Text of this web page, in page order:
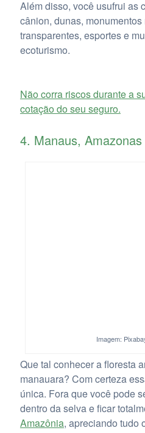
Além disso, você usufrui as
cânion, dunas,
transparentes, esportes e
ecoturismo.
Não corra riscos durante a
cotação do seu seguro.
4. Manaus, Amazonas
Imagem:
Que tal conhecer a floresta
manauara? Com certeza
única. Fora que você pode
dentro da selva e ficar
Amazônia, apreciando tudo